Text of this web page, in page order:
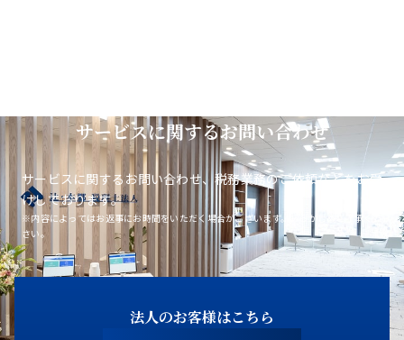
サービスに関するお問い合わせ
サービスに関するお問い合わせ、税務業務のご依頼などをお受
けしております。
※内容によってはお返事にお時間をいただく場合がございます。あらかじめご了承くだ
さい。
法人のお客様はこちら